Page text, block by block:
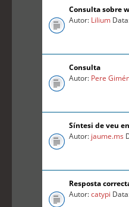
Consulta sobre
Autor: Lilium
Consulta
Autor: Pere
Síntesi de veu
Autor: jaume.ms
Resposta
Autor:catypi